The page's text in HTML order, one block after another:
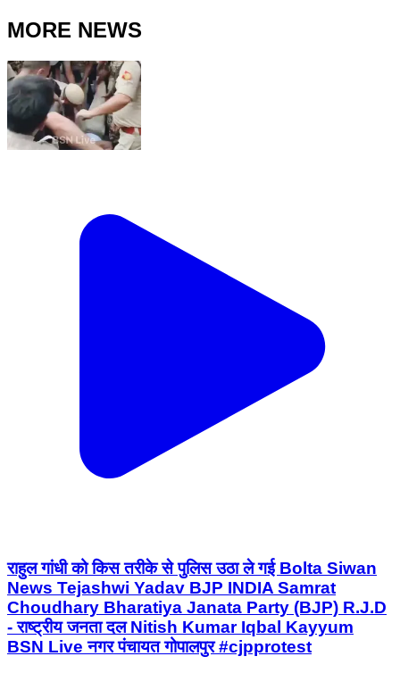
MORE NEWS
राहुल गांधी को किस तरीके से पुलिस उठा ले गई Bolta Siwan
News Tejashwi Yadav BJP INDIA Samrat
Choudhary Bharatiya Janata Party (BJP) R.J.D
- राष्ट्रीय जनता दल Nitish Kumar Iqbal Kayyum
BSN Live नगर पंचायत गोपालपुर #cjpprotest